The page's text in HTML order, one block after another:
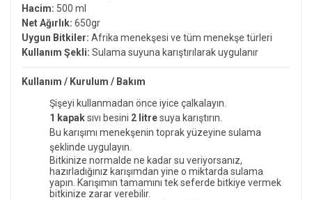
Hacim: 500 ml
Net Ağırlık: 650gr
Uygun Bitkiler: Afrika menekşesi ve tüm menekşe türleri
Kullanım Şekli: Sulama suyuna karıştırılarak uygulanır
Kullanım / Kurulum / Bakım
Şişeyi kullanmadan önce iyice çalkalayın.
1 kapaksıvı besini 2 litresuya karıştırın.
Bu karışımı menekşenin toprak yüzeyine sulama
şeklinde uygulayın.
Bitkinize normalde ne kadar su veriyorsanız,
hazırladığınız karışımdan yine o miktarda sulama
yapın. Karışımın tamamını tek seferde bitkiye vermek
bitkinize zarar verebilir.